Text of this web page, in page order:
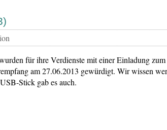
für ihre Verdienste mit einer Einladung zum
am 27.06.2013 gewürdigt. Wir wissen
Stick gab es auch.